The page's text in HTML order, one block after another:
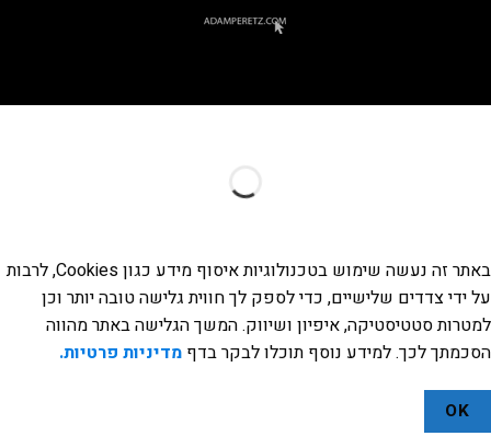
באתר זה נעשה שימוש בטכנולוגיות איסוף מידע כגון Cookies, לרבות
על ידי צדדים שלישיים, כדי לספק לך חווית גלישה טובה יותר וכן
למטרות סטטיסטיקה, איפיון ושיווק. המשך הגלישה באתר מהווה
הסכמתך לכך. למידע נוסף תוכלו לבקר בדף מדיניות פרטיות.
OK